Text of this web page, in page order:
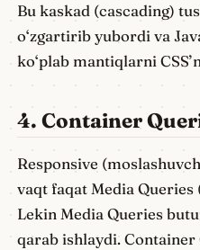
Bu kaskad (cascading)
o‘zgartirib yubordi va
ko‘plab mantiqlarni
4. Container
Responsive
vaqt faqat Media Queries
Lekin Media Queries
qarab ishlaydi. Container